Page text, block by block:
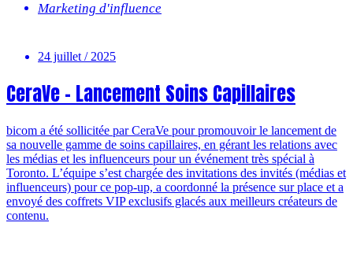
Marketing d'influence
24 juillet / 2025
CeraVe – Lancement Soins Capillaires
bicom a été sollicitée par CeraVe pour promouvoir le lancement de
sa nouvelle gamme de soins capillaires, en gérant les relations avec
les médias et les influenceurs pour un événement très spécial à
Toronto. L’équipe s’est chargée des invitations des invités (médias et
influenceurs) pour ce pop-up, a coordonné la présence sur place et a
envoyé des coffrets VIP exclusifs glacés aux meilleurs créateurs de
contenu.